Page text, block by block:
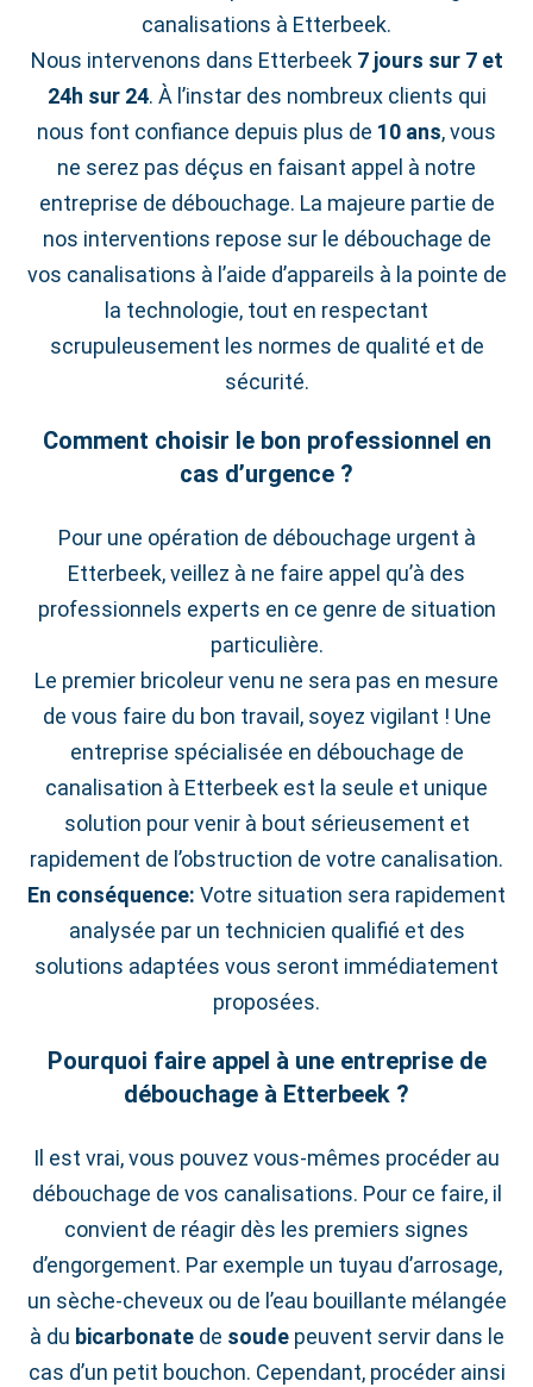
canalisations à Etterbeek.
Nous intervenons dans Etterbeek 7 jours sur 7 et
24h sur 24. À l’instar des nombreux clients qui
nous font confiance depuis plus de 10 ans, vous
ne serez pas déçus en faisant appel à notre
entreprise de débouchage. La majeure partie de
nos interventions repose sur le débouchage de
vos canalisations à l’aide d’appareils à la pointe de
la technologie, tout en respectant
scrupuleusement les normes de qualité et de
sécurité.
Comment choisir le bon professionnel en
cas d’urgence ?
Pour une opération de débouchage urgent à
Etterbeek, veillez à ne faire appel qu’à des
professionnels experts en ce genre de situation
particulière.
Le premier bricoleur venu ne sera pas en mesure
de vous faire du bon travail, soyez vigilant ! Une
entreprise spécialisée en débouchage de
canalisation à Etterbeek est la seule et unique
solution pour venir à bout sérieusement et
rapidement de l’obstruction de votre canalisation.
En conséquence: Votre situation sera rapidement
analysée par un technicien qualifié et des
solutions adaptées vous seront immédiatement
proposées.
Pourquoi faire appel à une entreprise de
débouchage à Etterbeek ?
Il est vrai, vous pouvez vous-mêmes procéder au
débouchage de vos canalisations. Pour ce faire, il
convient de réagir dès les premiers signes
d’engorgement. Par exemple un tuyau d’arrosage,
un sèche-cheveux ou de l’eau bouillante mélangée
à du bicarbonatede soudepeuvent servir dans le
cas d’un petit bouchon. Cependant, procéder ainsi